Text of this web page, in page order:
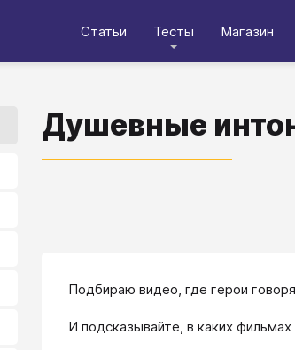
Статьи Тесты Магазин
Душевные
Подбираю видео, где герои
И подсказывайте, в каких